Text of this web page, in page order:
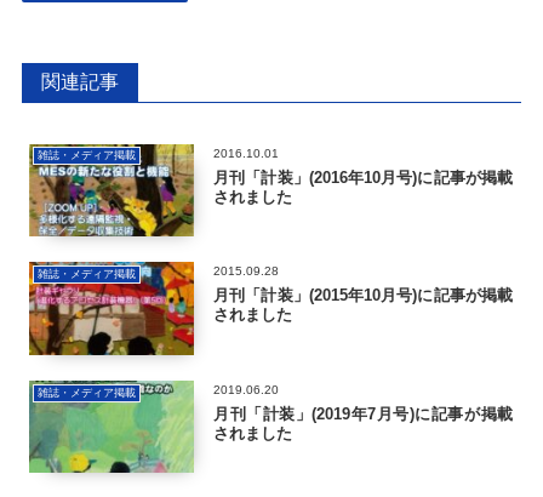
関連記事
雑誌・メディア掲載 2016.10.01
月刊「計装」(2016年10月号)に記事が掲載
されました
雑誌・メディア掲載 2015.09.28
月刊「計装」(2015年10月号)に記事が掲載
されました
雑誌・メディア掲載 2019.06.20
月刊「計装」(2019年7月号)に記事が掲載
されました